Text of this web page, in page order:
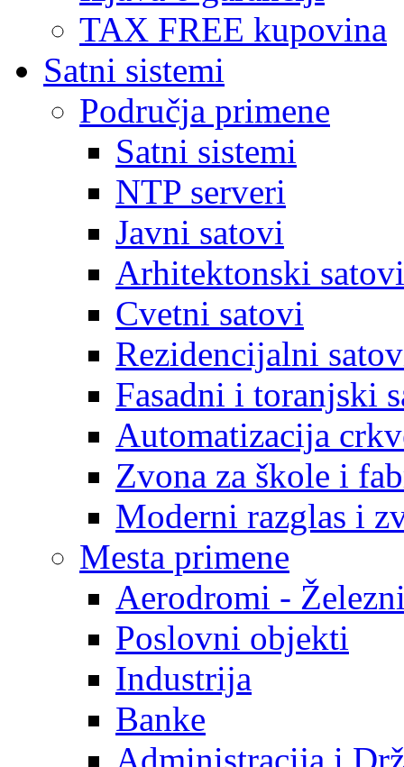
TAX FREE kupovina
Satni sistemi
Područja primene
Satni sistemi
NTP serveri
Javni satovi
Arhitektonski satovi
Cvetni satovi
Rezidencijalni
Fasadni i toranjski
Automatizacija
Zvona za škole i
Moderni razglas i
Mesta primene
Aerodromi -
Poslovni objekti
Industrija
Banke
Administracija i